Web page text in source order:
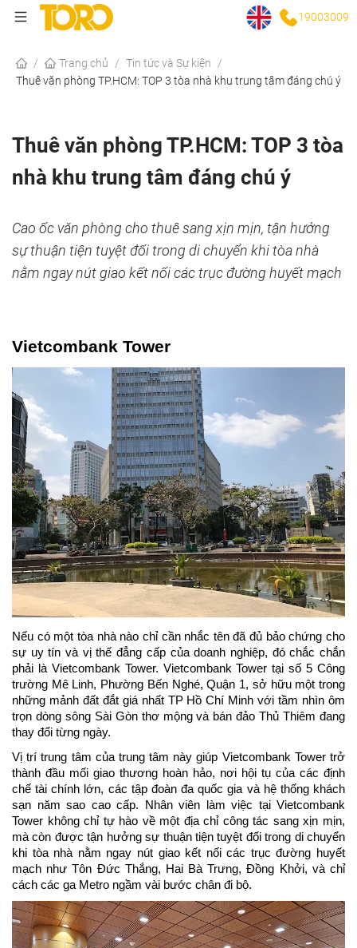
19003009
/ Trang chủ / Tin tức và Sự kiện
/
Thuê văn phòng TP.HCM: TOP 3 tòa nhà khu trung tâm đáng chú ý
Thuê văn phòng TP.HCM: TOP 3 tòa
nhà khu trung tâm đáng chú ý
Cao ốc văn phòng cho thuê sang xịn mịn, tận hưởng
sự thuận tiện tuyệt đối trong di chuyển khi tòa nhà
nằm ngay nút giao kết nối các trục đường huyết mạch
Vietcombank Tower
Nếu có một tòa nhà nào chỉ cần nhắc tên đã đủ bảo chứng cho
sự uy tín và vị thế đẳng cấp của doanh nghiệp, đó chắc chắn
phải là Vietcombank Tower. Vietcombank Tower tại số 5 Công
trường Mê Linh, Phường Bến Nghé, Quận 1, sở hữu một trong
những mảnh đất đắt giá nhất TP Hồ Chí Minh với tầm nhìn ôm
trọn dòng sông Sài Gòn thơ mộng và bán đảo Thủ Thiêm đang
thay đổi từng ngày.
Vị trí trung tâm của trung tâm này giúp Vietcombank Tower trở
thành đầu mối giao thương hoàn hảo, nơi hội tụ của các định
chế tài chính lớn, các tập đoàn đa quốc gia và hệ thống khách
sạn năm sao cao cấp. Nhân viên làm việc tại Vietcombank
Tower không chỉ tự hào về một địa chỉ công tác sang xịn mịn,
mà còn được tận hưởng sự thuận tiện tuyệt đối trong di chuyển
khi tòa nhà nằm ngay nút giao kết nối các trục đường huyết
mạch như Tôn Đức Thắng, Hai Bà Trưng, Đồng Khởi, và chỉ
cách các ga Metro ngầm vài bước chân đi bộ.